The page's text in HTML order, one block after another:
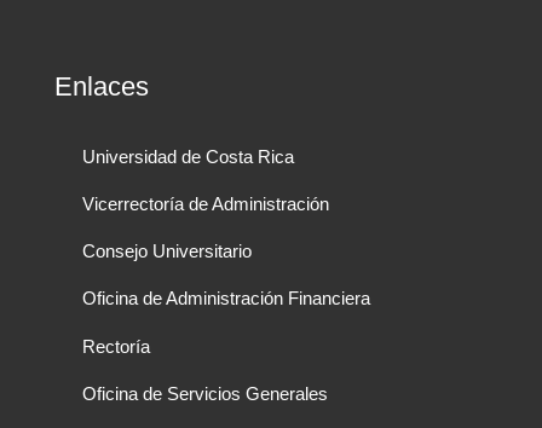
Enlaces
Universidad de Costa Rica
Vicerrectoría de Administración
Consejo Universitario
Oficina de Administración Financiera
Rectoría
Oficina de Servicios Generales